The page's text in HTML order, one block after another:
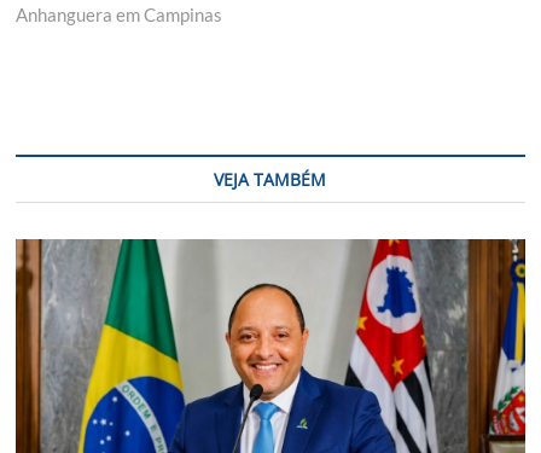
Anhanguera em Campinas
VEJA TAMBÉM